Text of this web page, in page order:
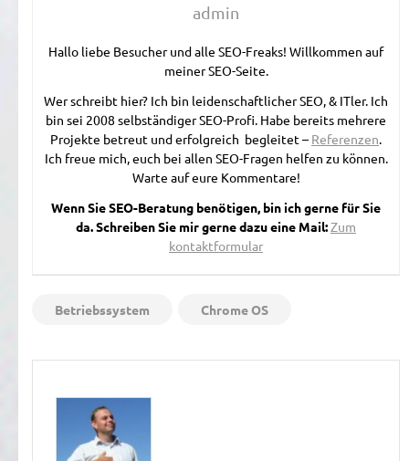
admin
Hallo liebe Besucher und alle SEO-Freaks! Willkommen auf
meiner SEO-Seite.
Wer schreibt hier? Ich bin leidenschaftlicher SEO, & ITler. Ich
bin sei 2008 selbständiger SEO-Profi. Habe bereits mehrere
Projekte betreut und erfolgreich begleitet – Referenzen.
Ich freue mich, euch bei allen SEO-Fragen helfen zu können.
Warte auf eure Kommentare!
Wenn Sie SEO-Beratung benötigen, bin ich gerne für Sie
da. Schreiben Sie mir gerne dazu eine Mail:Zum
kontaktformular
Betriebssystem Chrome OS